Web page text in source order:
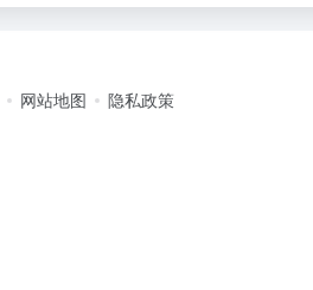
网站地图 隐私政策